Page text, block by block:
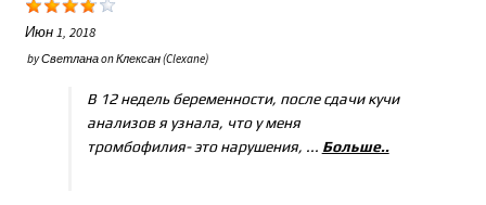
Июн 1, 2018
byСветланаonКлексан (Clexane)
В 12 недель беременности, после сдачи кучи
анализов я узнала, что у меня
тромбофилия- это нарушения, ... Больше..